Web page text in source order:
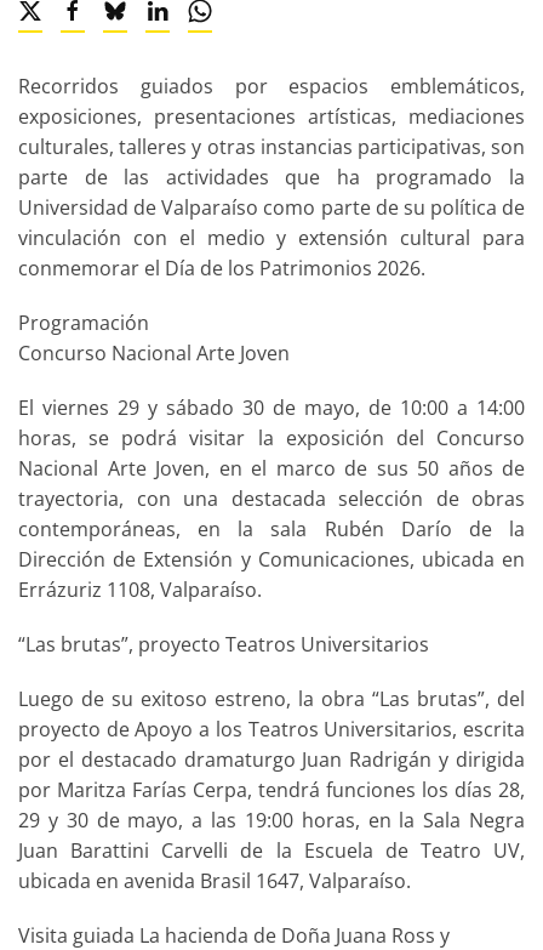
Recorridos guiados por espacios emblemáticos,
exposiciones, presentaciones artísticas, mediaciones
culturales, talleres y otras instancias participativas, son
parte de las actividades que ha programado la
Universidad de Valparaíso como parte de su política de
vinculación con el medio y extensión cultural para
conmemorar el Día de los Patrimonios 2026.
Programación
Concurso Nacional Arte Joven
El viernes 29 y sábado 30 de mayo, de 10:00 a 14:00
horas, se podrá visitar la exposición del Concurso
Nacional Arte Joven, en el marco de sus 50 años de
trayectoria, con una destacada selección de obras
contemporáneas, en la sala Rubén Darío de la
Dirección de Extensión y Comunicaciones, ubicada en
Errázuriz 1108, Valparaíso.
“Las brutas”, proyecto Teatros Universitarios
Luego de su exitoso estreno, la obra “Las brutas”, del
proyecto de Apoyo a los Teatros Universitarios, escrita
por el destacado dramaturgo Juan Radrigán y dirigida
por Maritza Farías Cerpa, tendrá funciones los días 28,
29 y 30 de mayo, a las 19:00 horas, en la Sala Negra
Juan Barattini Carvelli de la Escuela de Teatro UV,
ubicada en avenida Brasil 1647, Valparaíso.
Visita guiada La hacienda de Doña Juana Ross y